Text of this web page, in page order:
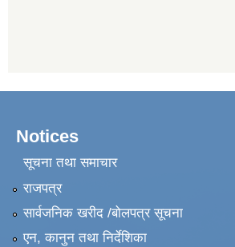
Notices
सूचना तथा समाचार
राजपत्र
सार्वजनिक खरीद /बोलपत्र सूचना
एन, कानुन तथा निर्देशिका